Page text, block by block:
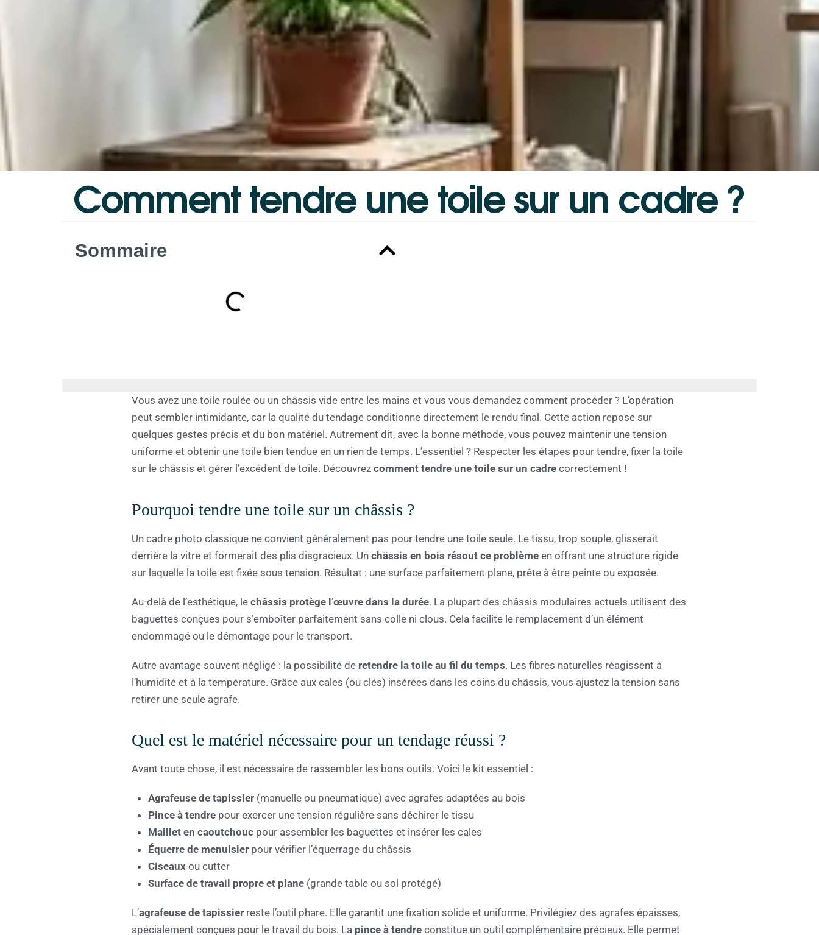
Commenttendreunetoilesuruncadre?
Sommaire
Vous avez une toile roulée ou un châssis vide entre les mains et vous vous demandez comment procéder ? L’opération
peut sembler intimidante, car la qualité du tendage conditionne directement le rendu final. Cette action repose sur
quelques gestes précis et du bon matériel. Autrement dit, avec la bonne méthode, vous pouvez maintenir une tension
uniforme et obtenir une toile bien tendue en un rien de temps. L’essentiel ? Respecter les étapes pour tendre, fixer la toile
sur le châssis et gérer l’excédent de toile. Découvrez comment tendre une toile sur un cadre correctement !
Pourquoi tendre une toile sur un châssis ?
Un cadre photo classique ne convient généralement pas pour tendre une toile seule. Le tissu, trop souple, glisserait
derrière la vitre et formerait des plis disgracieux. Un châssis en bois résout ce problème en offrant une structure rigide
sur laquelle la toile est fixée sous tension. Résultat : une surface parfaitement plane, prête à être peinte ou exposée.
Au-delà de l’esthétique, le châssis protège l’œuvre dans la durée. La plupart des châssis modulaires actuels utilisent des
baguettes conçues pour s’emboîter parfaitement sans colle ni clous. Cela facilite le remplacement d’un élément
endommagé ou le démontage pour le transport.
Autre avantage souvent négligé : la possibilité de retendre la toile au fil du temps. Les fibres naturelles réagissent à
l’humidité et à la température. Grâce aux cales (ou clés) insérées dans les coins du châssis, vous ajustez la tension sans
retirer une seule agrafe.
Quel est le matériel nécessaire pour un tendage réussi ?
Avant toute chose, il est nécessaire de rassembler les bons outils. Voici le kit essentiel :
Agrafeuse de tapissier (manuelle ou pneumatique) avec agrafes adaptées au bois
Pince à tendre pour exercer une tension régulière sans déchirer le tissu
Maillet en caoutchouc pour assembler les baguettes et insérer les cales
Équerre de menuisier pour vérifier l’équerrage du châssis
Ciseaux ou cutter
Surface de travail propre et plane (grande table ou sol protégé)
L’agrafeuse de tapissier reste l’outil phare. Elle garantit une fixation solide et uniforme. Privilégiez des agrafes épaisses,
spécialement conçues pour le travail du bois. La pince à tendre constitue un outil complémentaire précieux. Elle permet